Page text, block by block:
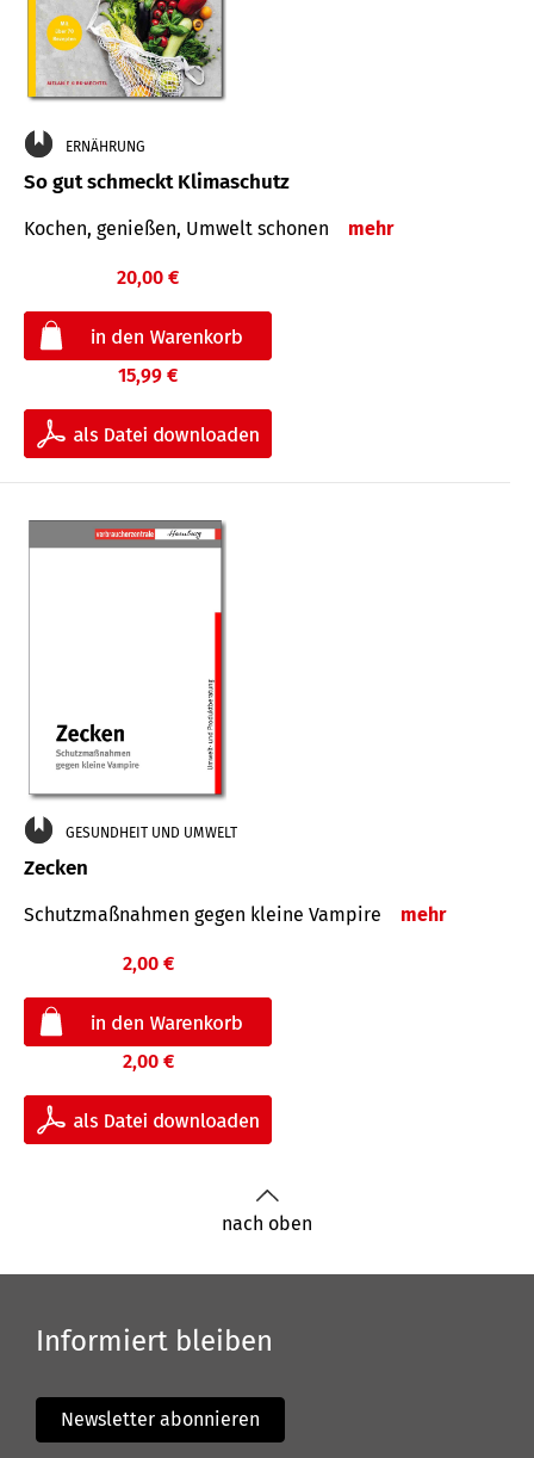
ERNÄHRUNG
So gut schmeckt Klimaschutz
Kochen, genießen, Umwelt schonen mehr
20,00 €
15,99 €
GESUNDHEIT UND UMWELT
Zecken
Schutz­maß­nahmen gegen kleine Vampire mehr
2,00 €
2,00 €
nach oben
Informiert bleiben
Newsletter abonnieren